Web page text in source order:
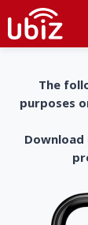
The
purposes